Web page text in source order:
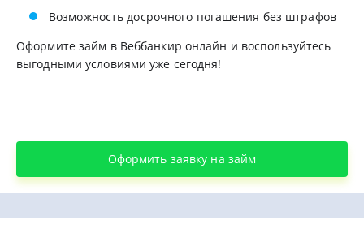
Возможность досрочного погашения без штрафов
Оформите займ в Веббанкир онлайн и воспользуйтесь
выгодными условиями уже сегодня!
Оформить заявку на займ